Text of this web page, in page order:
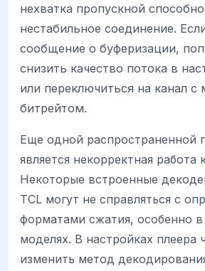
нехватка пропускной
нестабильное соединение.
сообщение о буферизации,
снизить качество потока в
или переключиться на канал
битрейтом.
Еще одной распространенной
является некорректная работа
Некоторые встроенные
TCL могут не справляться с
форматами сжатия, особенно
моделях. В настройках плеера
изменить метод